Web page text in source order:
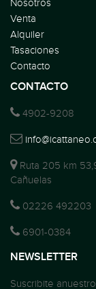
Nosotros
Venta
Alquiler
Tasaciones
Contacto
CONTACTO
4902-9208
Ruta 205 km
Cañuelas
02226 492203
6901-0384
NEWSLETTER
Suscribite